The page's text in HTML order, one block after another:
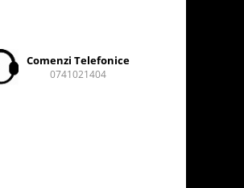
Comenzi Telefonice
0741021404